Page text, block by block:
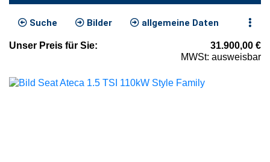
Suche Bilder allgemeine Daten
Unser Preis für Sie: 31.900,00 €
MWSt: ausweisbar